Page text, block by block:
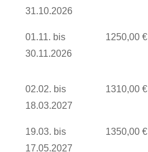
31.10.2026
01.11. bis
30.11.2026
1250,00 €
02.02. bis
18.03.2027
1310,00 €
19.03. bis
17.05.2027
1350,00 €